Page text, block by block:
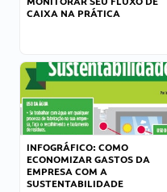
CAIXA NA PRÁTICA
INFOGRÁFICO: COMO
ECONOMIZAR GASTOS DA
EMPRESA COM A
SUSTENTABILIDADE